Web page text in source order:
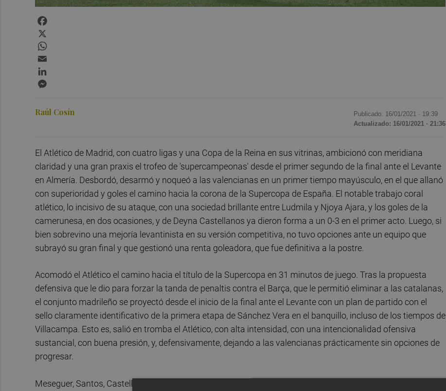
Raúl Cosín Publicado: 16/01/2021 · 19:39
Actualizado: 16/01/2021 · 21:36
El Atlético de Madrid, con cuatro ligas y una Copa de la Reina en sus vitrinas, ambicionó con meridiana
claridad y una gran praxis el trofeo de 'supercampeonas' desde el primer segundo de la final ante el Levante
en Almería. Desbordó, desarmó y noqueó a las valencianas en un primer tiempo mayúsculo, en el que allanó
con superioridad y goles el camino hacia la corona de la Supercopa de España. El notable trabajo coral
atlético, lo incisivo de su ataque, con una sociedad brillante entre Ludmila y Njoya Ajara, y los goles de la
camerunesa, en dos ocasiones, y de Deyna Castellanos ya dieron forma a un 0-3 en el primer acto. Luego, si
bien sobrevino una mejoría levantinista en su versión competitiva, no tuvo opciones ante un equipo que
subrayó su gran final y que gestionó una renta goleadora, que fue definitiva a la postre.
Acomodó el Atlético el camino hacia el título de la Supercopa en 31 minutos de juego. Tras la propuesta
defensiva que le dio para forzar la tanda de penaltis contra el Barça, que le permitió eliminar a las catalanas,
el conjunto madrileño se proyectó desde el inicio de la final ante el Levante con un plan de partido con el
sello claramente identificativo de la primera etapa de Sánchez Vera en el banquillo, incluso de los tiempos de
Villacampa. Esto es, salió en tromba el Atlético, con alta intensidad, con una intencionalidad ofensiva
sustancial, con buena presión, y, defensivamente, dejando a las valencianas prácticamente sin opciones de
progresar.
Meseguer, Santos, Castellanos y Amanda hicieron todo lo que sucedía en la zona ancha, y Ludmila y Njoya